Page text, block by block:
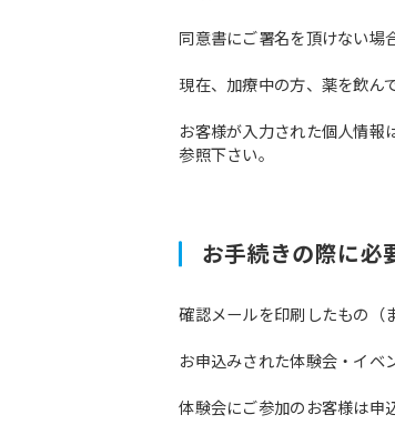
同意書にご署名を頂けない場
現在、加療中の方、薬を飲ん
お客様が入力された個人情報
参照下さい。
お手続きの際に必
確認メールを印刷したもの（
お申込みされた体験会・イベ
体験会にご参加のお客様は申